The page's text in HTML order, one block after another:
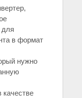
для
в формат
нужно